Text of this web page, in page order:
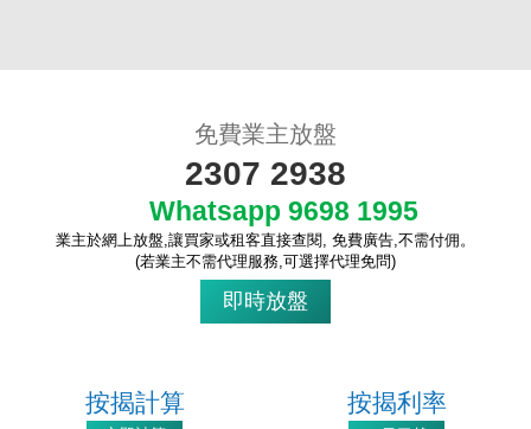
免費業主放盤
2307 2938
Whatsapp 9698 1995